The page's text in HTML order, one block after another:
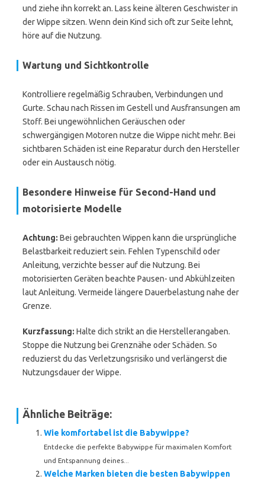
und ziehe ihn korrekt an. Lass keine älteren Geschwister in
der Wippe sitzen. Wenn dein Kind sich oft zur Seite lehnt,
höre auf die Nutzung.
Wartung und Sichtkontrolle
Kontrolliere regelmäßig Schrauben, Verbindungen und
Gurte. Schau nach Rissen im Gestell und Ausfransungen am
Stoff. Bei ungewöhnlichen Geräuschen oder
schwergängigen Motoren nutze die Wippe nicht mehr. Bei
sichtbaren Schäden ist eine Reparatur durch den Hersteller
oder ein Austausch nötig.
Besondere Hinweise für Second-Hand und
motorisierte Modelle
Achtung: Bei gebrauchten Wippen kann die ursprüngliche
Belastbarkeit reduziert sein. Fehlen Typenschild oder
Anleitung, verzichte besser auf die Nutzung. Bei
motorisierten Geräten beachte Pausen- und Abkühlzeiten
laut Anleitung. Vermeide längere Dauerbelastung nahe der
Grenze.
Kurzfassung: Halte dich strikt an die Herstellerangaben.
Stoppe die Nutzung bei Grenznähe oder Schäden. So
reduzierst du das Verletzungsrisiko und verlängerst die
Nutzungsdauer der Wippe.
Ähnliche Beiträge:
Wie komfortabel ist die Babywippe?
Entdecke die perfekte Babywippe für maximalen Komfort
und Entspannung deines...
Welche Marken bieten die besten Babywippen